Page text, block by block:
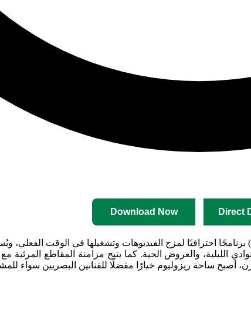
Download Now Direct
الليلية، والعروض الحية. كما يتيح مزامنة المقاطع
أصبح ساحة ريزوليوم خيارًا مفضلًا للفنانين البصريين سواء